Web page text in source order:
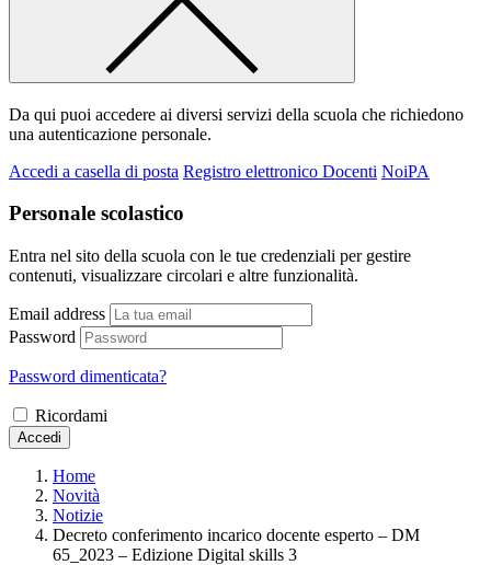
Da qui puoi accedere ai diversi servizi della scuola che richiedono
una autenticazione personale.
Accedi a casella di posta Registro elettronico Docenti NoiPA
Personale scolastico
Entra nel sito della scuola con le tue credenziali per gestire
contenuti, visualizzare circolari e altre funzionalità.
Email address
Password
Password dimenticata?
Ricordami
Accedi
Home
Novità
Notizie
Decreto conferimento incarico docente esperto – DM
65_2023 – Edizione Digital skills 3